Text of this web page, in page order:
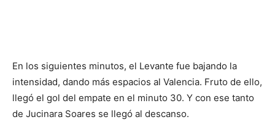
En los siguientes minutos, el Levante fue bajando la
intensidad, dando más espacios al Valencia. Fruto de ello,
llegó el gol del empate en el minuto 30. Y con ese tanto
de Jucinara Soares se llegó al descanso.